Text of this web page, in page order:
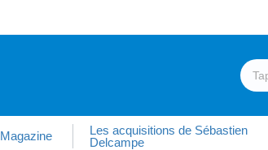
Magazine
Les acquisitions de Sébastien
Delcampe